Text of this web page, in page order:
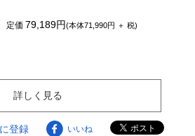
定価 79,189円(本体71,990円 ＋ 税)
詳しく見る
登録 いいね